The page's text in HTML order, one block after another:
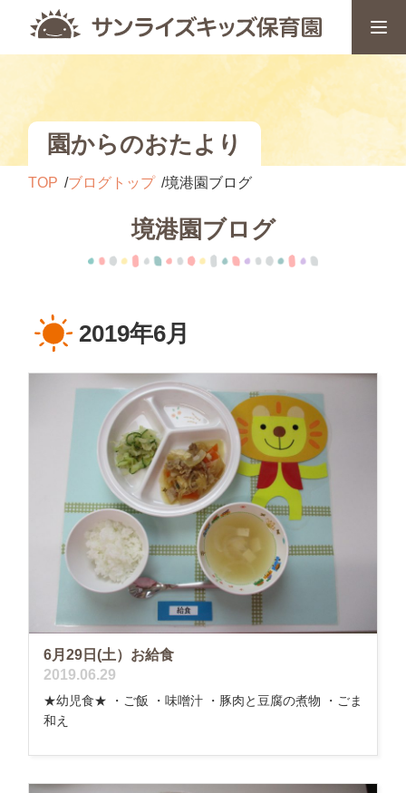
園からのおたより
TOP ブログトップ 境港園ブログ
境港園ブログ
2019年6月
6月29日(土）お給食
2019.06.29
★幼児食★ ・ご飯 ・味噌汁 ・豚肉と豆腐の煮物 ・ごま
和え